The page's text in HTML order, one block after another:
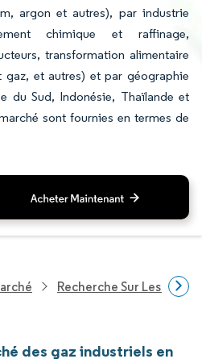
argon et autres), par industrie
chimique et raffinage,
transformation alimentaire
et autres) et par géographie
du Sud, Indonésie, Thaïlande et
sont fournies en termes de
Recherche Sur Les
des gaz industriels en